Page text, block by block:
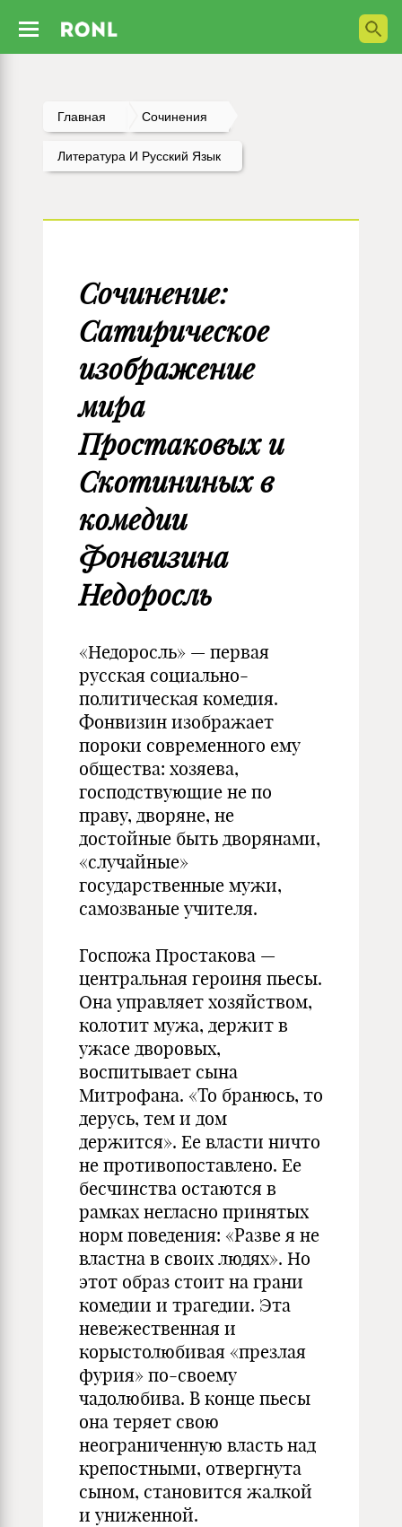
Главная Сочинения
Литература И Русский Язык
Сочинение:
Cатирическое
изображение
мира
Простаковых и
Скотининых в
комедии
Фонвизина
Недоросль
«Недоросль» — первая
русская социально-
политическая комедия.
Фонвизин изображает
пороки современного ему
общества: хозяева,
господствующие не по
праву, дворяне, не
достойные быть дворянами,
«случайные»
государственные мужи,
самозваные учителя.
Госпожа Простакова —
центральная героиня пьесы.
Она управляет хозяйством,
колотит мужа, держит в
ужасе дворовых,
воспитывает сына
Митрофана. «То бранюсь, то
дерусь, тем и дом
держится». Ее власти ничто
не противопоставлено. Ее
бесчинства остаются в
рамках негласно принятых
норм поведения: «Разве я не
властна в своих людях». Но
этот образ стоит на грани
комедии и трагедии. Эта
невежественная и
корыстолюбивая «презлая
фурия» по-своему
чадолюбива. В конце пьесы
она теряет свою
неограниченную власть над
крепостными, отвергнута
сыном, становится жалкой
и униженной.